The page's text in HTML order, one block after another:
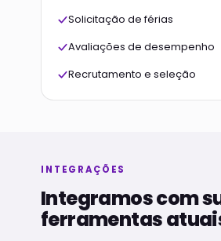
Solicitação de férias
Avaliações de desempenho
Recrutamento e seleção
INTEGRAÇÕES
Integramos com
ferramentas